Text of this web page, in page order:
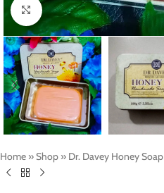
Click to enlarge
Home »Shop » Dr. Davey Honey Soap